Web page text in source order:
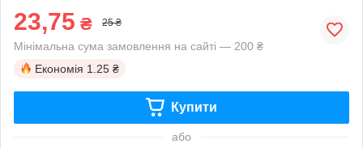
23,75 ₴ 25 ₴
Мінімальна сума замовлення на сайті — 200 ₴
Економія 1.25 ₴
Купити
або